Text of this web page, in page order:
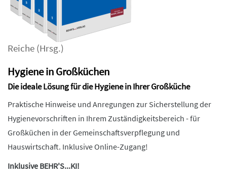
Reiche (Hrsg.)
Hygiene in Großküchen
Die ideale Lösung für die Hygiene in Ihrer Großküche
Praktische Hinweise und Anregungen zur Sicherstellung der
Hygienevorschriften in Ihrem Zuständigkeitsbereich - für
Großküchen in der Gemeinschaftsverpflegung und
Hauswirtschaft. Inklusive Online-Zugang!
Inklusive BEHR'S...KI!